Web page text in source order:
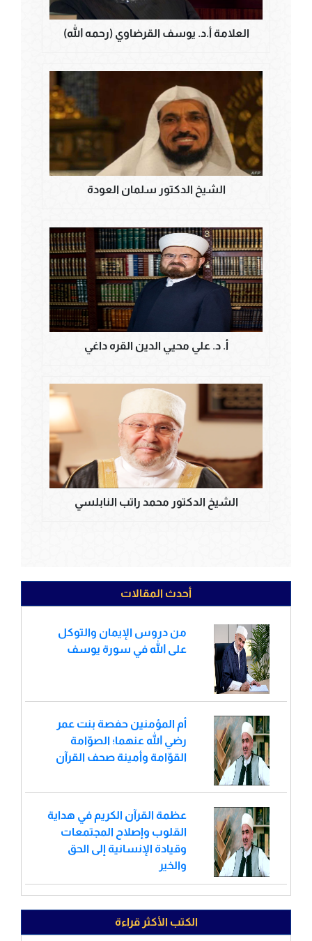
العلامة أ.د. يوسف القرضاوي (رحمه الله)
الشيخ الدكتور سلمان العودة
أ. د. علي محيي الدين القره داغي
الشيخ الدكتور محمد راتب النابلسي
أحدث المقالات
من دروس الإيمان والتوكل
على الله في سورة يوسف
أم المؤمنين حفصة بنت عمر
رضي الله عنهما؛ الصوّامة
القوّامة وأمينة صحف القرآن
عظمة القرآن الكريم في هداية
القلوب وإصلاح المجتمعات
وقيادة الإنسانية إلى الحق
والخير
الكتب الأكثر قراءة